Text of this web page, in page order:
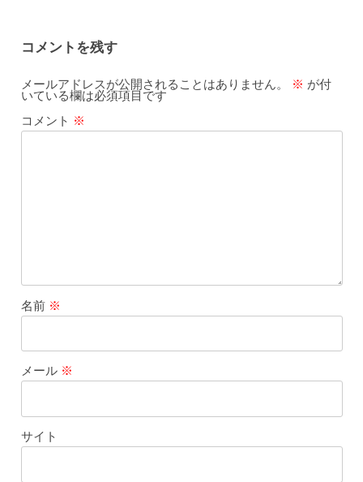
コメントを残す
メールアドレスが公開されることはありません。 ※ が付
いている欄は必須項目です
コメント ※
名前 ※
メール ※
サイト